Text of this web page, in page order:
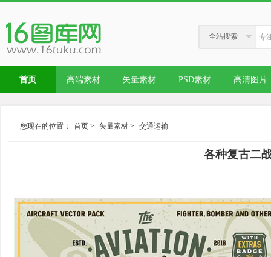
全站搜索
首页 高端素材 矢量素材 PSD素材 高清图片
您现在的位置： 首页 > 矢量素材 > 交通运输
各种复古二